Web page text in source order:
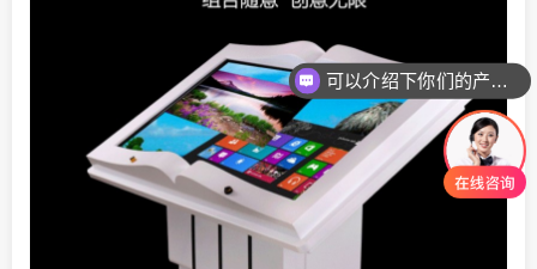
你们是怎么收费的呢